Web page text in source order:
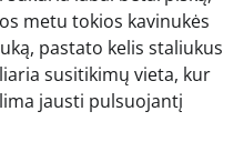
metu tokios kavinukės
pastato kelis staliukus
susitikimų vieta, kur
jausti pulsuojantį